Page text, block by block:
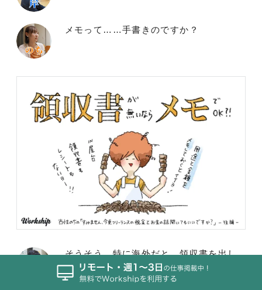
メモって……手書きのですか？
そうそう。特に海外だと、領収書を出し
てくれないところは結構あります。なん
ならレシート文化がない国もあるかもし